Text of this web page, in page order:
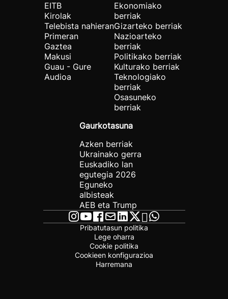
EITB
Kirolak
Telebista nahieran
Primeran
Gaztea
Makusi
Guau - Gure
Audioa
Ekonomiako
berriak
Gizarteko berriak
Nazioarteko
berriak
Politikako berriak
Kulturako berriak
Teknologiako
berriak
Osasuneko
berriak
Gaurkotasuna
Azken berriak
Ukrainako gerra
Euskadiko lan
egutegia 2026
Eguneko
albisteak
AEB eta Trump
Pribatutasun politika
Lege oharra
Cookie politika
Cookieen konfigurazioa
Harremana